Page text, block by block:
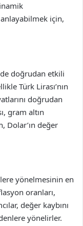
için,
doğrudan etkili
Türk Lirası’nın
doğrudan
gram altın
Dolar’ın değer
yönelmesinin en
oranları,
değer kaybını
yönelirler.